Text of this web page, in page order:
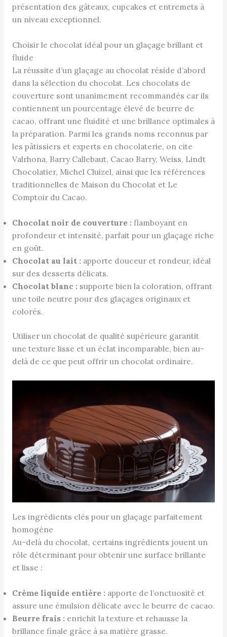
présentation des gâteaux, cupcakes et entremets à
un niveau exceptionnel.
Choisir le chocolat idéal pour un glaçage brillant et
fluide
La réussite d’un glaçage au chocolat réside d’abord
dans la sélection du chocolat. Les chocolats de
couverture sont unanimement recommandés car ils
contiennent un pourcentage élevé de beurre de
cacao, offrant une fluidité et une brillance optimales à
la préparation. Parmi les grands noms reconnus par
les pâtissiers et experts en chocolaterie, on cite
Valrhona, Barry Callebaut, Cacao Barry, Weiss, Lindt
Chocolatier, Michel Cluizel, ainsi que les références
traditionnelles de Maison du Chocolat et Le
Comptoir du Cacao.
Chocolat noir de couverture : flamboyant en
profondeur et intensité, parfait pour un glaçage riche
en goût.
Chocolat au lait : apporte douceur et rondeur, idéal
sur des desserts délicats.
Chocolat blanc : supporte bien la coloration, offrant
une toile neutre pour des glaçages originaux et
colorés.
Utiliser un chocolat de qualité supérieure garantit
une texture lisse et un éclat incomparable, bien au-
delà de ce que peut offrir un chocolat ordinaire.
Les ingrédients clés pour un glaçage parfaitement
homogène
Au-delà du chocolat, certains ingrédients jouent un
rôle déterminant pour obtenir une surface brillante
et lisse :
Crème liquide entière : apporte de l’onctuosité et
assure une émulsion délicate avec le beurre de cacao.
Beurre frais : enrichit la texture et rehausse la
brillance finale grâce à sa matière grasse.